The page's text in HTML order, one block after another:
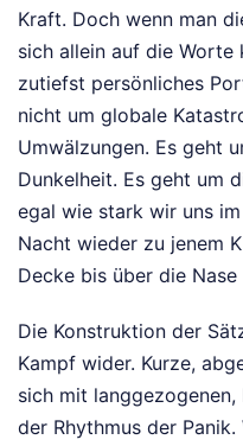
Kraft. Doch wenn man
sich allein auf die
zutiefst persönliches
nicht um globale
Umwälzungen. Es geht
Dunkelheit. Es geht um
egal wie stark wir uns
Nacht wieder zu jenem
Decke bis über die Nase
Die Konstruktion der
Kampf wider. Kurze,
sich mit
der Rhythmus der